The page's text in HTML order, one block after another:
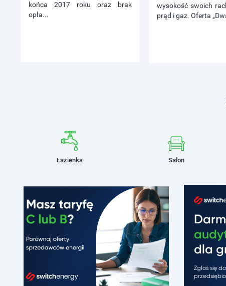
końca 2017 roku oraz brak
opła...
wysokość swoich
prąd i gaz. Oferta
Łazienka Salon
dla
Zgłoś się